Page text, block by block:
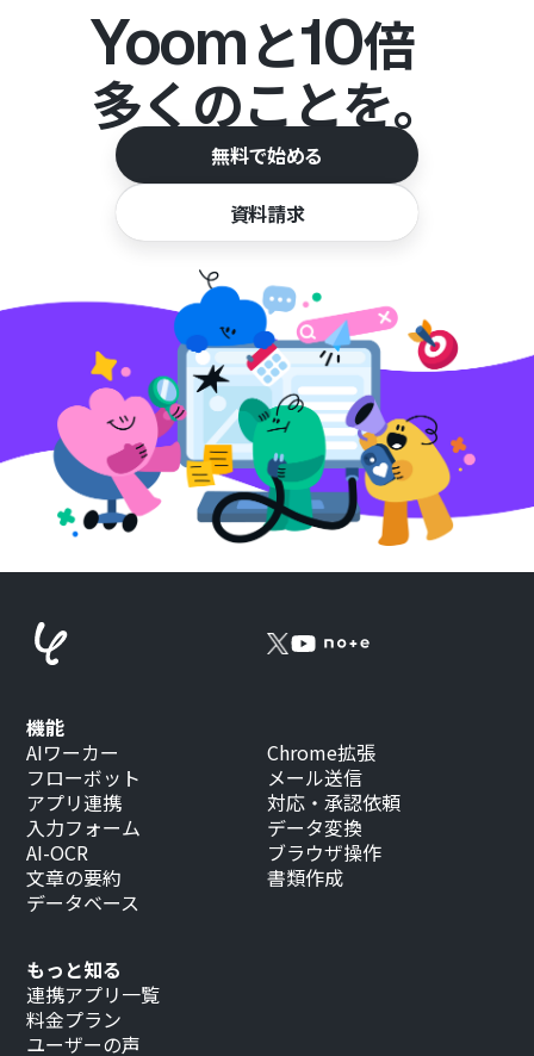
Yoomと10倍
多くのことを。
無料で始める
資料請求
もっと知る
連携アプリ一覧
料金プラン
ユーザーの声
機能
AIワーカー
フローボット
アプリ連携
入力フォーム
AI-OCR
文章の要約
データベース
Chrome拡張
メール送信
対応・承認依頼
データ変換
ブラウザ操作
書類作成